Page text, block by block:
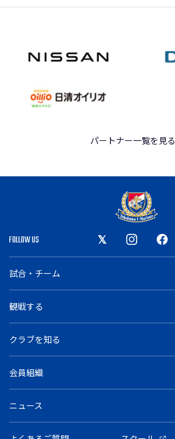
パートナー一覧を見る
FOLLOW US
試合・チーム
観戦する
クラブを知る
会員組織
ニュース